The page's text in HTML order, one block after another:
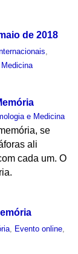
de 2018
e Medicina
se
ali
cada um. O
Evento online